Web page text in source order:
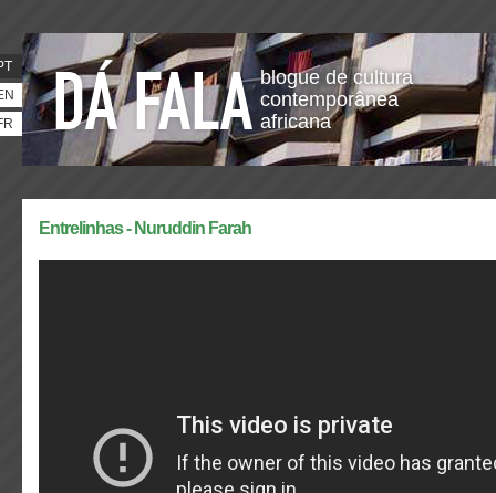
blogue de cultura
contemporânea
africana
Entrelinhas - Nuruddin Farah